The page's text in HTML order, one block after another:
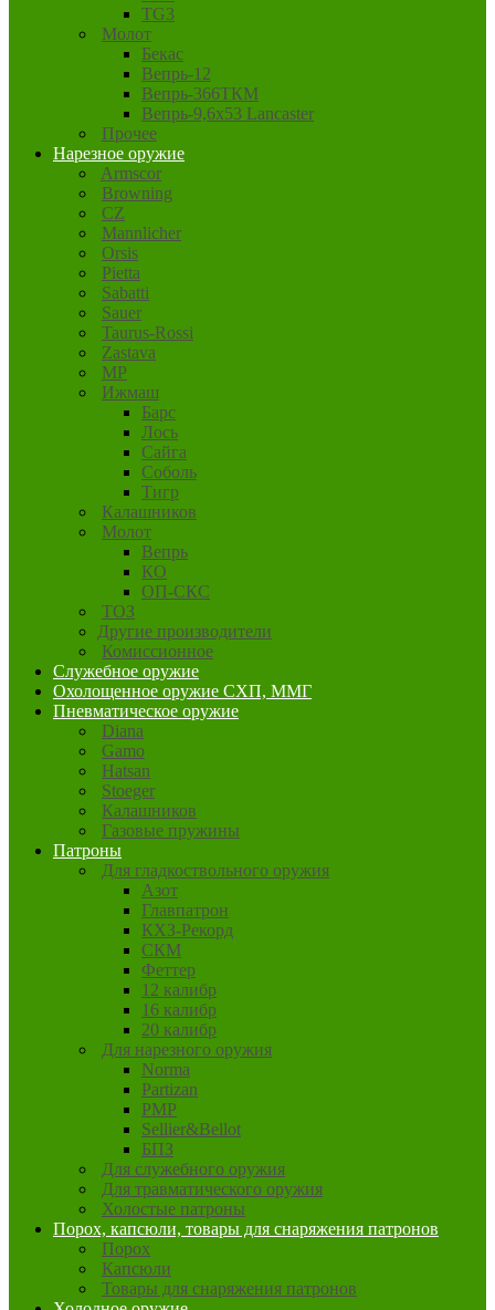
TG3
Молот
Бекас
Вепрь-12
Вепрь-366ТКМ
Вепрь-9,6х53 Lancaster
Прочее
Нарезное оружие
Armscor
Browning
CZ
Mannlicher
Orsis
Pietta
Sabatti
Sauer
Taurus-Rossi
Zastava
MP
Ижмаш
Барс
Лось
Сайга
Соболь
Тигр
Калашников
Молот
Вепрь
КО
ОП-СКС
ТОЗ
Другие производители
Комиссионное
Служебное оружие
Охолощенное оружие СХП, ММГ
Пневматическое оружие
Diana
Gamo
Hatsan
Stoeger
Калашников
Газовые пружины
Патроны
Для гладкоствольного оружия
Азот
Главпатрон
КХЗ-Рекорд
СКМ
Феттер
12 калибр
16 калибр
20 калибр
Для нарезного оружия
Norma
Partizan
PMP
Sellier&Bellot
БПЗ
Для служебного оружия
Для травматического оружия
Холостые патроны
Порох, капсюли, товары для снаряжения патронов
Порох
Капсюли
Товары для снаряжения патронов